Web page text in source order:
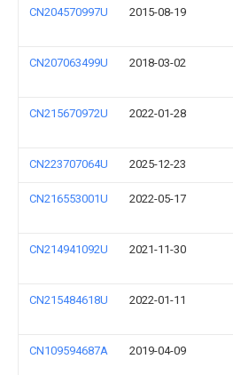
CN204570997U 2015-08-19
CN207063499U 2018-03-02
CN215670972U 2022-01-28
CN223707064U 2025-12-23
CN216553001U 2022-05-17
CN214941092U 2021-11-30
CN215484618U 2022-01-11
CN109594687A 2019-04-09